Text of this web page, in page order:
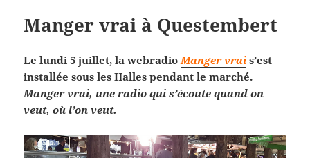
Manger vrai à Questembert
Le lundi 5 juillet, la webradio Manger vrai s’est
installée sous les Halles pendant le marché.
Manger vrai, une radio qui s’écoute quand on
veut, où l’on veut.